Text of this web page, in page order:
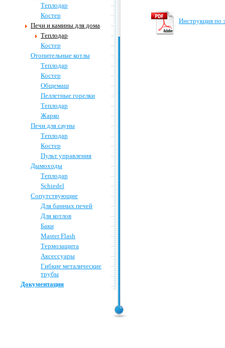
Теплодар
Костер
Печи и камины для дома
Теплодар
Костер
Отопительные котлы
Теплодар
Костер
Общемаш
Пеллетные горелки
Теплодар
Жарко
Печи для сауны
Теплодар
Костер
Пульт управления
Дымоходы
Теплодар
Schiedel
Сопутствующие
Для банных печей
Для котлов
Баки
Master Flash
Термозащита
Аксессуары
Гибкие металические
трубы
Документация
Инструкция по